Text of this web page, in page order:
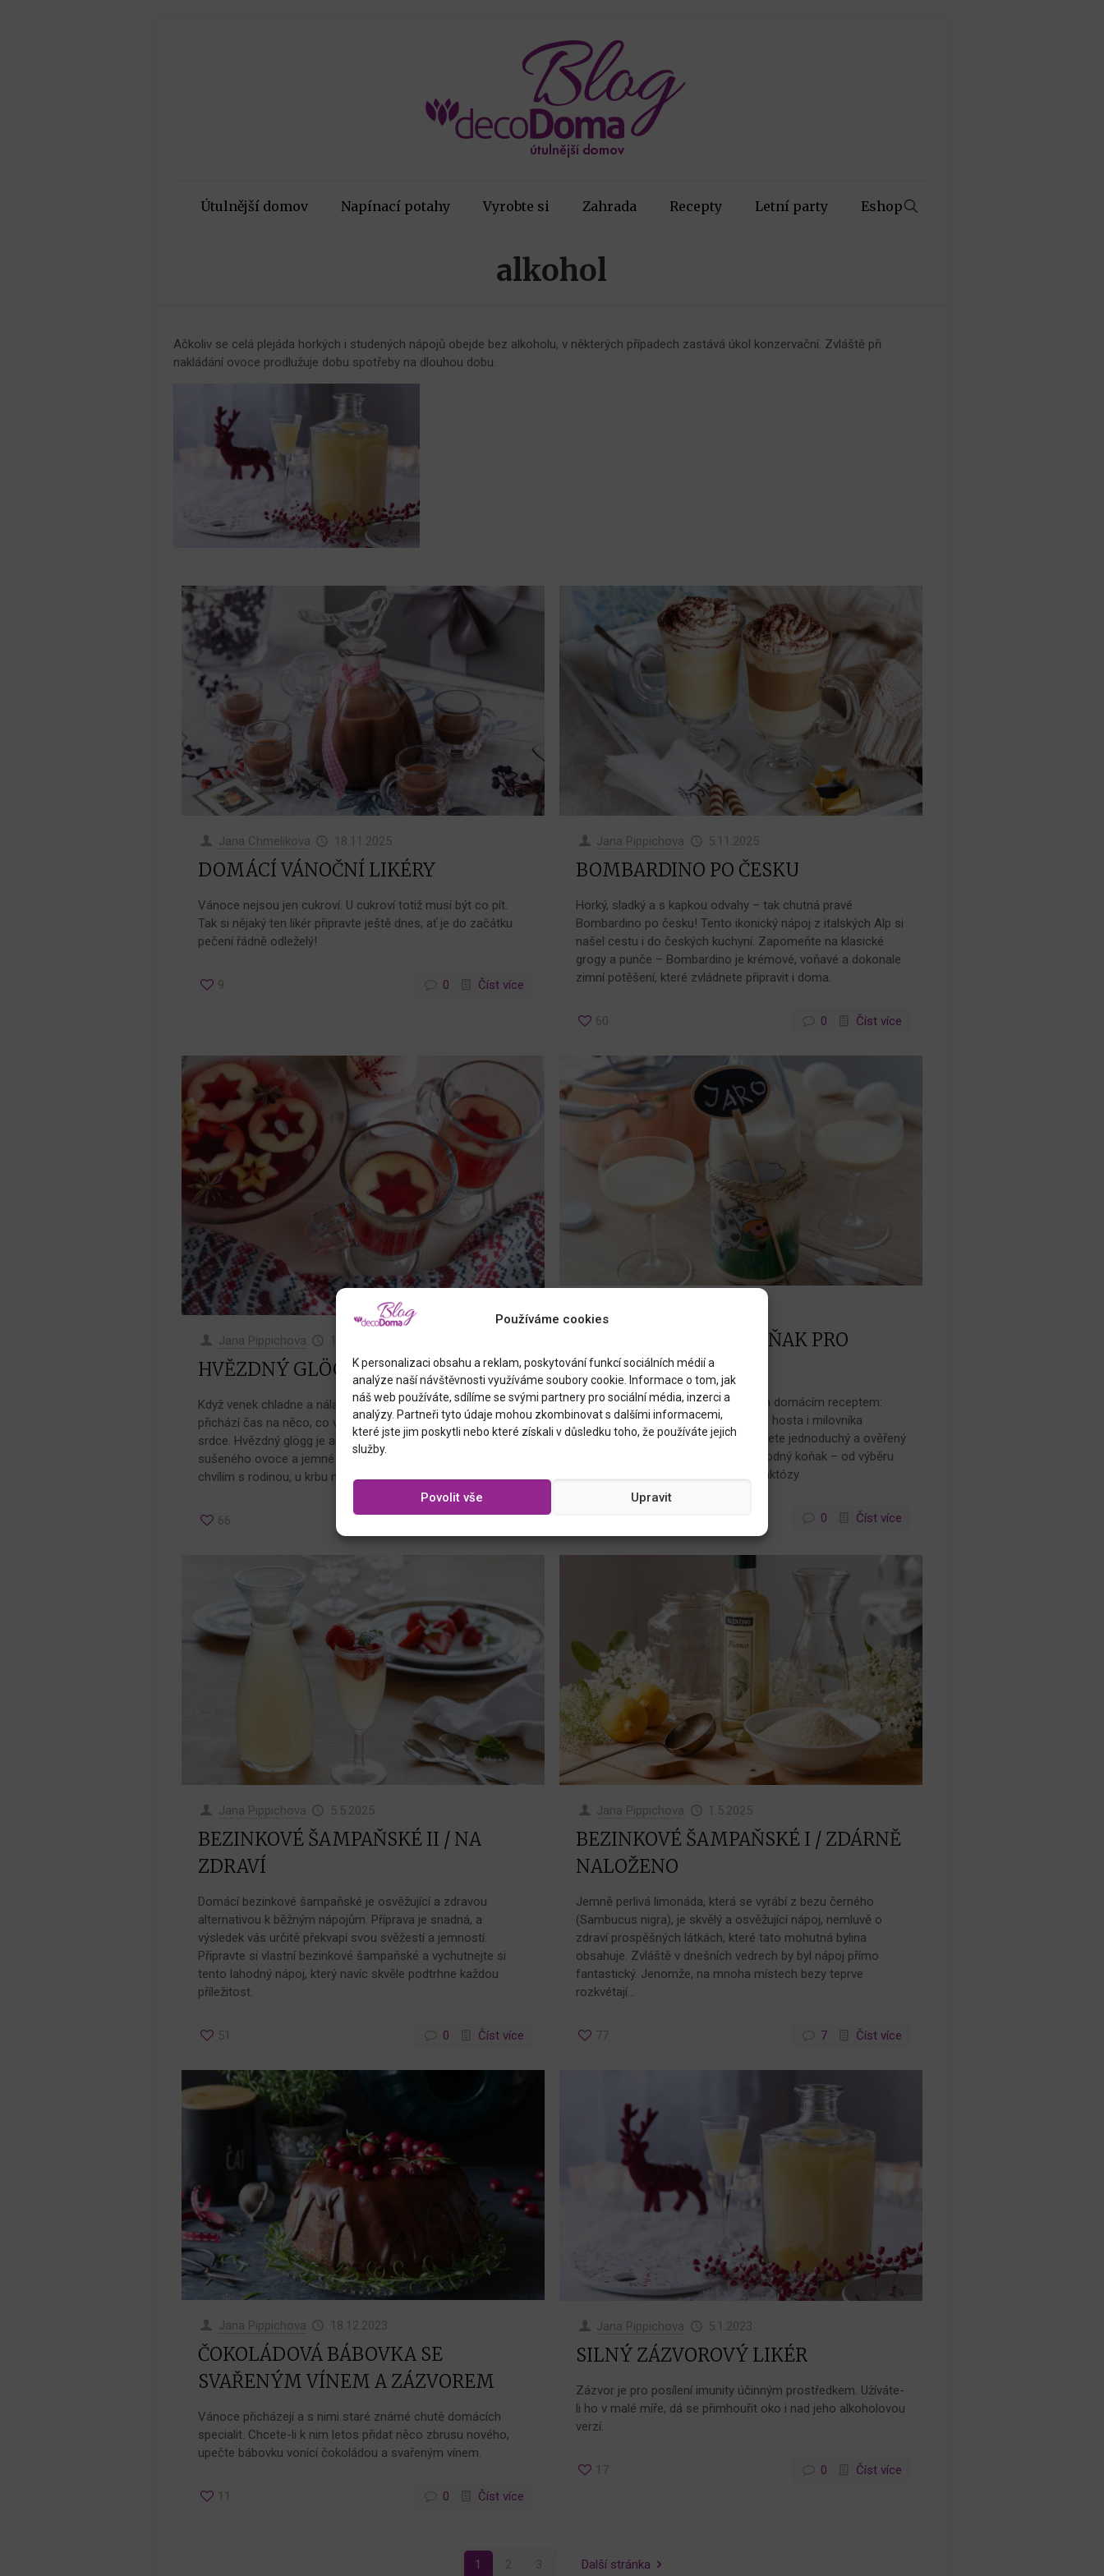
Používáme cookies
K personalizaci obsahu a reklam, poskytování funkcí sociálních médií a
analýze naší návštěvnosti využíváme soubory cookie. Informace o tom, jak
náš web používáte, sdílíme se svými partnery pro sociální média, inzerci a
analýzy. Partneři tyto údaje mohou zkombinovat s dalšími informacemi,
které jste jim poskytli nebo které získali v důsledku toho, že používáte jejich
služby.
Povolit vše Upravit
Útulnější domov Napínací potahy Vyrobte si Zahrada Recepty Letní party Eshop
alkohol
Ačkoliv se celá plejáda horkých i studených nápojů obejde bez alkoholu, v některých případech zastává úkol konzervační. Zvláště při
nakládání ovoce prodlužuje dobu spotřeby na dlouhou dobu.
Jana Chmelikova 18.11.2025
DOMÁCÍ VÁNOČNÍ LIKÉRY
Vánoce nejsou jen cukroví. U cukroví totiž musí být co pít.
Tak si nějaký ten likér připravte ještě dnes, ať je do začátku
pečení řádně odleželý!
9 0 Číst více
Jana Pippichova 5.11.2025
BOMBARDINO PO ČESKU
Horký, sladký a s kapkou odvahy – tak chutná pravé
Bombardino po česku! Tento ikonický nápoj z italských Alp si
našel cestu i do českých kuchyní. Zapomeňte na klasické
grogy a punče – Bombardino je krémové, voňavé a dokonale
zimní potěšení, které zvládnete připravit i doma.
60 0 Číst více
Jana Pippichova
HVĚZDNÝ GLÖGG
Když venek chladne a nálada na Vánoce pomalu dozrává,
přichází čas na něco, co vás zahřeje od spodu těla i od
srdce. Hvězdný glögg je aromatický nápoj plný koření,
sušeného ovoce a jemné sladkosti – skvěle se hodí ke
chvílím s rodinou, u krbu nebo při večerním setkání s přáteli.
66
DOMÁCÍ VAJEČNÝ KOŇAK PRO
KAMARÁDY
Připravte se na svátky s výjimečným domácím receptem:
vaječný koňak, který potěší každého hosta i milovníka
sladkých likérů. V tomto článku najdete jednoduchý a ověřený
postup, jak vyrobit vlastnoručně lahodný koňak – od výběru
vajíček až po tipy pro variantu bez laktózy
0 Číst více
Jana Pippichova 5.5.2025
BEZINKOVÉ ŠAMPAŇSKÉ II / NA
ZDRAVÍ
Domácí bezinkové šampaňské je osvěžující a zdravou
alternativou k běžným nápojům. Příprava je snadná, a
výsledek vás určitě překvapí svou svěžestí a jemností.
Připravte si vlastní bezinkové šampaňské a vychutnejte si
tento lahodný nápoj, který navíc skvěle podtrhne každou
příležitost.
51 0 Číst více
Jana Pippichova 1.5.2025
BEZINKOVÉ ŠAMPAŇSKÉ I / ZDÁRNĚ
NALOŽENO
Jemně perlivá limonáda, která se vyrábí z bezu černého
(Sambucus nigra), je skvělý a osvěžující nápoj, nemluvě o
zdraví prospěšných látkách, které tato mohutná bylina
obsahuje. Zvláště v dnešních vedrech by byl nápoj přímo
fantastický. Jenomže, na mnoha místech bezy teprve
rozkvétají…
77 7 Číst více
Jana Pippichova 18.12.2023
ČOKOLÁDOVÁ BÁBOVKA SE
SVAŘENÝM VÍNEM A ZÁZVOREM
Vánoce přicházejí a s nimi staré známé chutě domácích
specialit. Chcete-li k nim letos přidat něco zbrusu nového,
upečte bábovku vonící čokoládou a svařeným vínem.
11 0 Číst více
Jana Pippichova 5.1.2023
SILNÝ ZÁZVOROVÝ LIKÉR
Zázvor je pro posílení imunity účinným prostředkem. Užíváte-
li ho v malé míře, dá se přimhouřit oko i nad jeho alkoholovou
verzí.
17 0 Číst více
1 2 3 Další stránka